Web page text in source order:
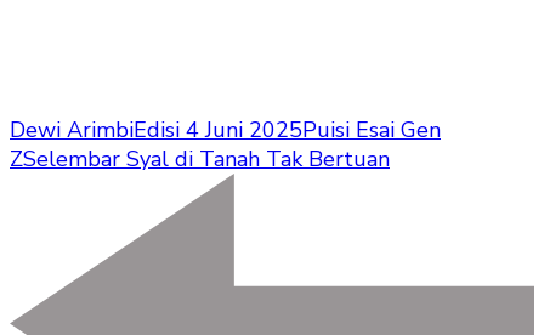
Dewi ArimbiEdisi 4 Juni 2025Puisi Esai Gen
ZSelembar Syal di Tanah Tak Bertuan